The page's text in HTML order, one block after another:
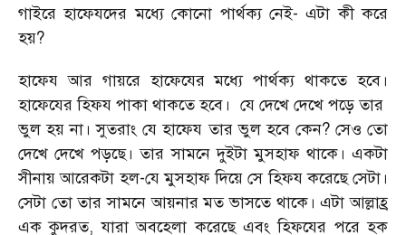
গাইরে হাফেযদের মধ্যে কোনো পার্থক্য নেই- এটা কী করে
হয়?
হাফেয আর গায়রে হাফেযের মধ্যে পার্থক্য থাকতে হবে।
হাফেযের হিফয পাকা থাকতে হবে। যে দেখে দেখে পড়ে তার
ভুল হয় না। সুতরাং যে হাফেয তার ভুল হবে কেন? সেও তো
দেখে দেখে পড়ছে। তার সামনে দুইটা মুসহাফ থাকে। একটা
সীনায় আরেকটা হল-যে মুসহাফ দিয়ে সে হিফয করেছে সেটা।
সেটা তো তার সামনে আয়নার মত ভাসতে থাকে। এটা আল্লাহ্র
এক কুদরত, যারা অবহেলা করেছে এবং হিফযের পরে হক